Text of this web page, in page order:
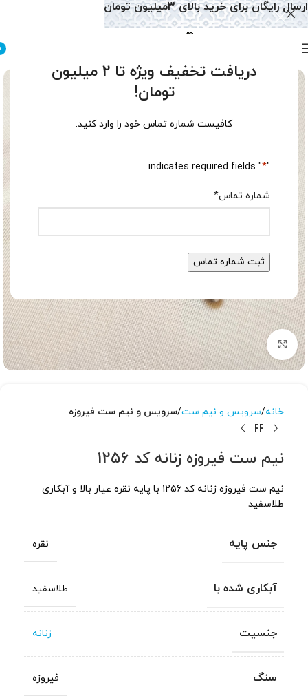
دریافت تخفیف ویژه تا 2 میلیون
تومان!
کافیست شماره تماس خود را وارد کنید.
"
*
" indicates required fields
شماره تماس*
برای بزرگنمایی کلیک کنید
خانه سرویس و نیم ست سرویس و نیم ست فیروزه
نیم ست فیروزه زنانه کد 1256
نیم ست فیروزه زنانه کد 1256 با پایه نقره عیار بالا و آبکاری
طلاسفید
جنس پایه نقره
آبکاری شده با طلاسفید
جنسیت زنانه
سنگ فیروزه
ارسال رایگان برای خرید بالای 3میلیون تومان